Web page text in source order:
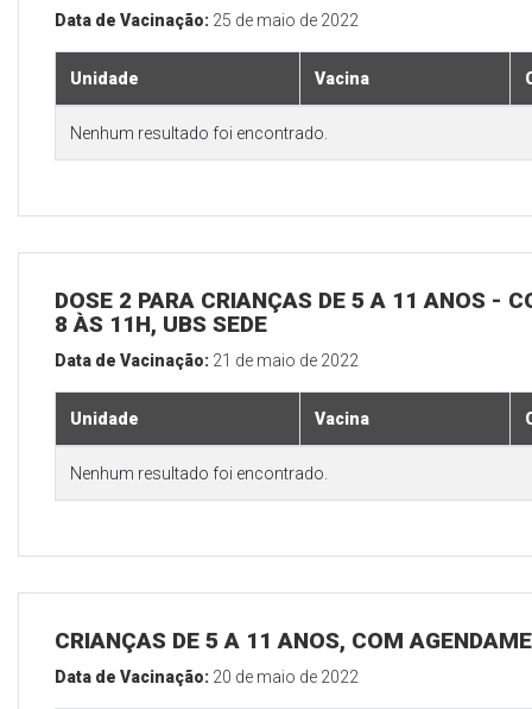
Data de Vacinação: 25 de maio de 2022
Unidade Vacina
Nenhum resultado foi encontrado.
DOSE 2 PARA CRIANÇAS DE 5 A 11 ANOS -
8 ÀS 11H, UBS SEDE
Data de Vacinação: 21 de maio de 2022
Unidade Vacina
Nenhum resultado foi encontrado.
CRIANÇAS DE 5 A 11 ANOS, COM
Data de Vacinação: 20 de maio de 2022